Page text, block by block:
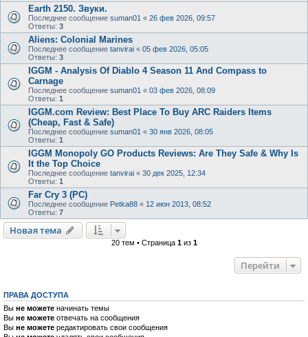
Earth 2150. Звуки.
Последнее сообщение suman01 « 26 фев 2026, 09:57
Ответы: 3
Aliens: Colonial Marines
Последнее сообщение tanvirai « 05 фев 2026, 05:05
Ответы: 3
IGGM - Analysis Of Diablo 4 Season 11 And Compass to
Carnage
Последнее сообщение suman01 « 03 фев 2026, 08:09
Ответы: 1
IGGM.com Review: Best Place To Buy ARC Raiders Items
(Cheap, Fast & Safe)
Последнее сообщение suman01 « 30 янв 2026, 08:05
Ответы: 1
IGGM Monopoly GO Products Reviews: Are They Safe & Why Is
It the Top Choice
Последнее сообщение tanvirai « 30 дек 2025, 12:34
Ответы: 1
Far Cry 3 (PC)
Последнее сообщение Petka88 « 12 июн 2013, 08:52
Ответы: 7
Новая тема
20 тем • Страница 1из 1
Перейти
ПРАВА ДОСТУПА
Вы не можете начинать темы
Вы не можете отвечать на сообщения
Вы не можете редактировать свои сообщения